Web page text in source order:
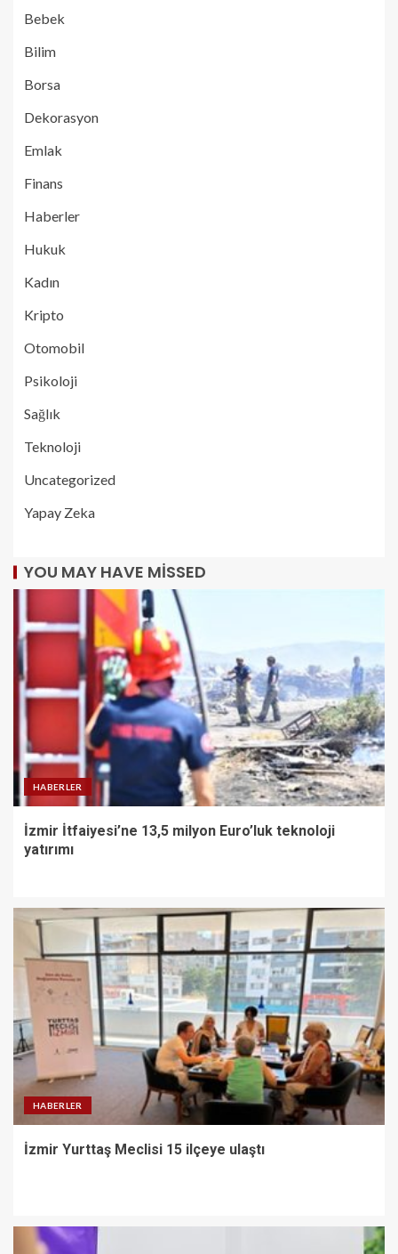
Bebek
Bilim
Borsa
Dekorasyon
Emlak
Finans
Haberler
Hukuk
Kadın
Kripto
Otomobil
Psikoloji
Sağlık
Teknoloji
Uncategorized
Yapay Zeka
YOU MAY HAVE MISSED
HABERLER
İzmir İtfaiyesi’ne 13,5 milyon Euro’luk teknoloji
yatırımı
HABERLER
İzmir Yurttaş Meclisi 15 ilçeye ulaştı